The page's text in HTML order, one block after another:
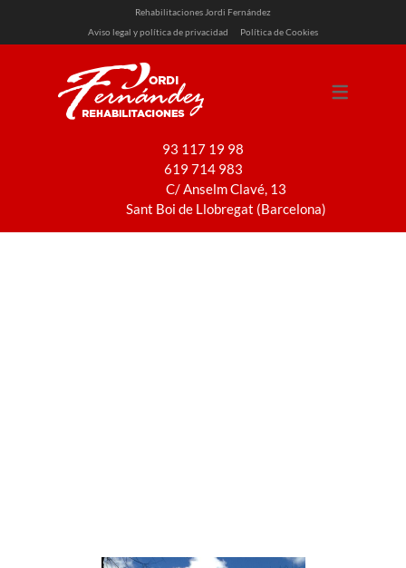
REHABILITACIÓN
Rehabilitaciones Jordi Fernández
Aviso legal y política de privacidad
Política de Cookies
93 117 19 98
619 714 983
C/ Anselm Clavé, 13
Sant Boi de Llobregat (Barcelona)